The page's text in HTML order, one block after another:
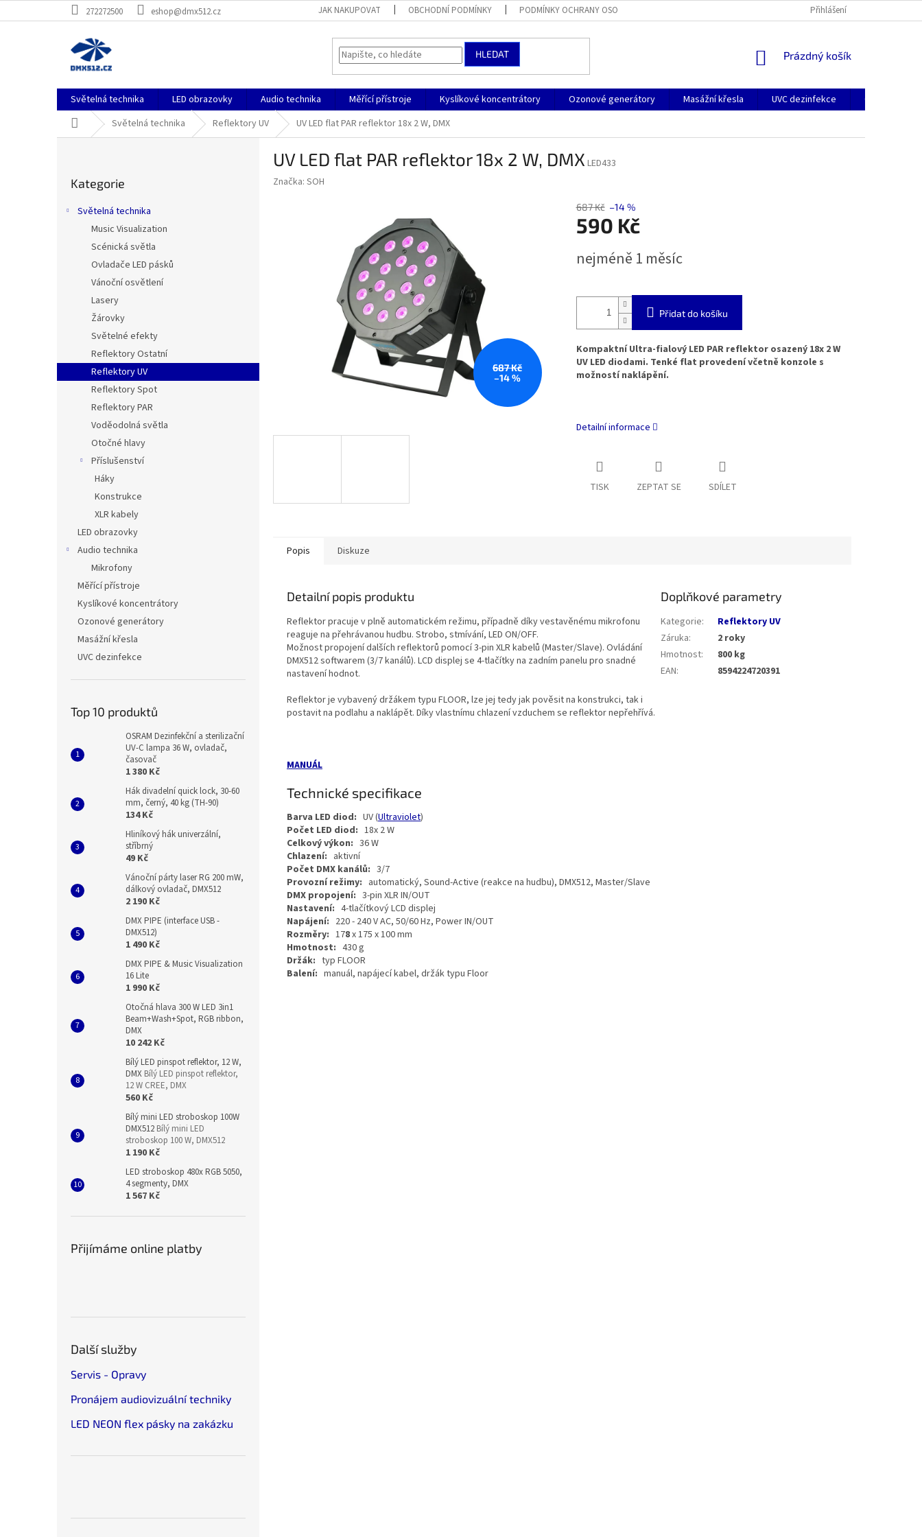
na
272272500 eshop@dmx512.cz JAK NAKUPOVAT OBCHODNÍ PODMÍNKY PODMÍNKY OCHRANY OSOBNÍCH ÚDAJŮ Přihlášení
HLEDAT
NÁKUPNÍ
Prázdný košík
Světelná technika LED obrazovky Audio technika Měřící přístroje Kyslíkové koncentrátory Ozonové generátory Masážní křesla UVC dezinfekce O nás
Domů Světelná technika Reflektory UV UV LED flat PAR reflektor 18x 2 W, DMX
kategorie
Kategorie
Světelná technika
Music Visualization
Scénická světla
Ovladače LED pásků
Vánoční osvětlení
Lasery
Žárovky
Světelné efekty
Reflektory Ostatní
Reflektory UV
Reflektory Spot
Reflektory PAR
Voděodolná světla
Otočné hlavy
Příslušenství
Háky
Konstrukce
XLR kabely
LED obrazovky
Audio technika
Mikrofony
Měřící přístroje
Kyslíkové koncentrátory
Ozonové generátory
Masážní křesla
UVC dezinfekce
Top 10 produktů
OSRAM Dezinfekční a sterilizační
UV-C lampa 36 W, ovladač,
časovač
1 380 Kč
Hák divadelní quick lock, 30-60
mm, černý, 40 kg (TH-90)
134 Kč
Hliníkový hák univerzální,
stříbrný
49 Kč
Vánoční párty laser RG 200 mW,
dálkový ovladač, DMX512
2 190 Kč
DMX PIPE (interface USB -
DMX512)
1 490 Kč
DMX PIPE & Music Visualization
16 Lite
1 990 Kč
Otočná hlava 300 W LED 3in1
Beam+Wash+Spot, RGB ribbon,
DMX
10 242 Kč
Bílý LED pinspot reflektor, 12 W,
DMX Bílý LED pinspot reflektor,
12 W CREE, DMX
560 Kč
Bílý mini LED stroboskop 100W
DMX512 Bílý mini LED
stroboskop 100 W, DMX512
1 190 Kč
LED stroboskop 480x RGB 5050,
4 segmenty, DMX
1 567 Kč
Přijímáme online platby
Další služby
Servis - Opravy
Pronájem audiovizuální techniky
LED NEON flex pásky na zakázku
UV LED flat PAR reflektor 18x 2 W, DMX LED433
Značka: SOH
687 Kč
–14 %
687 Kč –14 %
590 Kč
cena:
nejméně 1 měsíc
Přidat do košíku
Kompaktní Ultra-fialový LED PAR reflektor osazený 18x 2 W
UV LED diodami. Tenké flat provedení včetně konzole s
možností naklápění.
Detailní informace
TISK ZEPTAT SE SDÍLET
Popis Diskuze
Detailní popis produktu
Reflektor pracuje v plně automatickém režimu, případně díky vestavěnému mikrofonu
reaguje na přehrávanou hudbu. Strobo, stmívání, LED ON/OFF.
Možnost propojení dalších reflektorů pomocí 3-pin XLR kabelů (Master/Slave). Ovládání
DMX512 softwarem (3/7 kanálů). LCD displej se 4-tlačítky na zadním panelu pro snadné
nastavení hodnot.
Reflektor je vybavený držákem typu FLOOR, lze jej tedy jak pověsit na konstrukci, tak i
postavit na podlahu a naklápět. Díky vlastnímu chlazení vzduchem se reflektor nepřehřívá.
MANUÁL
Technické specifikace
Barva LED diod: UV (Ultraviolet)
Počet LED diod: 18x 2 W
Celkový výkon: 36 W
Chlazení: aktivní
Počet DMX kanálů: 3/7
Provozní režimy: automatický, Sound-Active (reakce na hudbu), DMX512, Master/Slave
DMX propojení: 3-pin XLR IN/OUT
Nastavení: 4-tlačítkový LCD displej
Napájení: 220 - 240 V AC, 50/60 Hz, Power IN/OUT
Rozměry: 178x 175 x 100 mm
Hmotnost: 430 g
Držák: typ FLOOR
Balení: manuál, napájecí kabel, držák typu Floor
Doplňkové parametry
Kategorie:
Reflektory UV
Záruka:
2 roky
Hmotnost:
800 kg
EAN: 8594224720391